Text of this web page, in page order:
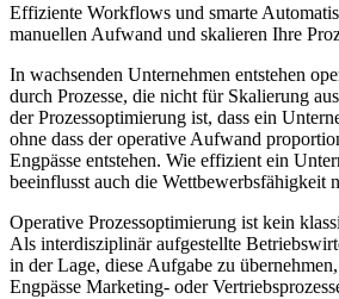
Effiziente Workflows und smarte
manuellen Aufwand und skalieren Ihre
In wachsenden Unternehmen entstehen
durch Prozesse, die nicht für Skalierung
der Prozessoptimierung ist, dass ein
ohne dass der operative Aufwand
Engpässe entstehen. Wie effizient ein
beeinflusst auch die Wettbewerbsfähigkeit
Operative Prozessoptimierung ist kein
Als interdisziplinär aufgestellte
in der Lage, diese Aufgabe zu
Engpässe Marketing- oder